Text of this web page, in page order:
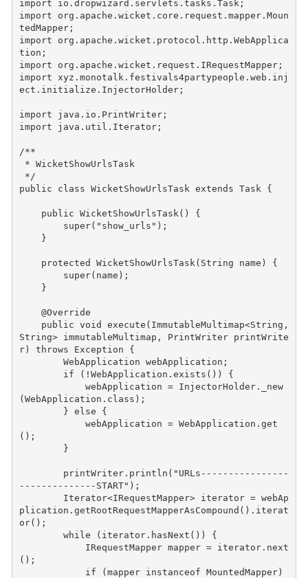
import
io.dropwizard.servlets.tasks.Task;
import
org.apache.wicket.core.request.mapper.Moun
tedMapper;
import
org.apache.wicket.protocol.http.WebApplica
tion ;
import
org.apache.wicket.request.IRequestMapper;
import xyz.monotalk.festivals4partypeople.web.inj
ect.initialize.InjectorHolder;
import java.io.PrintWriter;
import
java.util.Iterator;
/**
* WicketShowUrlsTask
*/
public
class WicketShowUrlsTask extends Task {
public WicketShowUrlsTask()
{
super( "show_urls" );
}
protected WicketShowUrlsTask( String name )
{
super( name );
}
@Override
public void execute ( ImmutableMultimap<String ,
String> immutableMultimap , PrintWriter
printWrite
r) throws Exception
{
WebApplication webApplication ;
if
( ! WebApplication . exists ())
{
webApplication = InjectorHolder.
_new
( WebApplication . class );
} else
{
webApplication = WebApplication . get
();
}
printWriter. println ( "URLs----------------
--------------START" );
Iterator<IRequestMapper> iterator = webAp
plication . getRootRequestMapperAsCompound (). iterat
or();
while
( iterator. hasNext ())
{
IRequestMapper mapper = iterator. next
();
if
( mapper instanceof MountedMapper)